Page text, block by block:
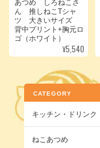
あつめ しろねこさ
ん 推しねこTシャ
ツ 大きいサイズ
背中プリント+胸元ロ
ゴ（ホワイト）
¥5,540
CATEGORY
キッチン・ドリンク
ねこあつめ